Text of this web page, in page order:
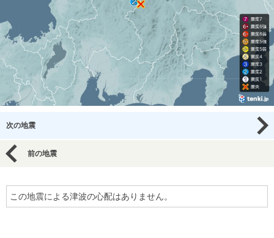
次の地震
前の地震
この地震による津波の心配はありません。